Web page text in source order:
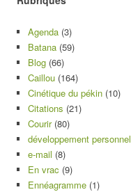
Agenda (3)
Batana (59)
Blog (66)
Caillou (164)
Cinétique du pékin (10)
Citations (21)
Courir(80)
développement personnel
e-mail (8)
En vrac (9)
Ennéagramme (1)